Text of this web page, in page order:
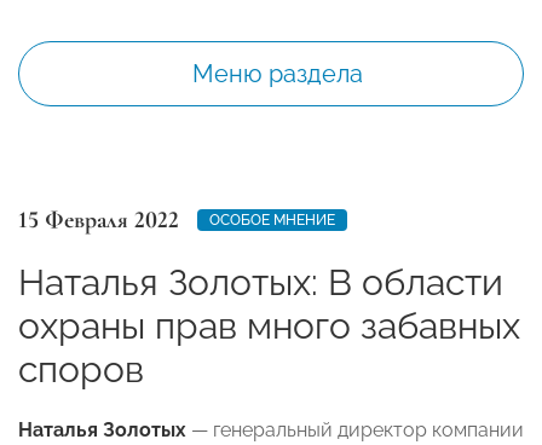
Меню раздела
15 Февраля 2022 ОСОБОЕ МНЕНИЕ
Наталья Золотых: В области
охраны прав много забавных
споров
Наталья Золотых — генеральный директор компании